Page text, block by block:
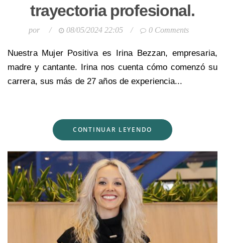
trayectoria profesional.
por / 08/05/2024 22:05 / 0 Comments
Nuestra Mujer Positiva es Irina Bezzan, empresaria,
madre y cantante. Irina nos cuenta cómo comenzó su
carrera, sus más de 27 años de experiencia...
CONTINUAR LEYENDO